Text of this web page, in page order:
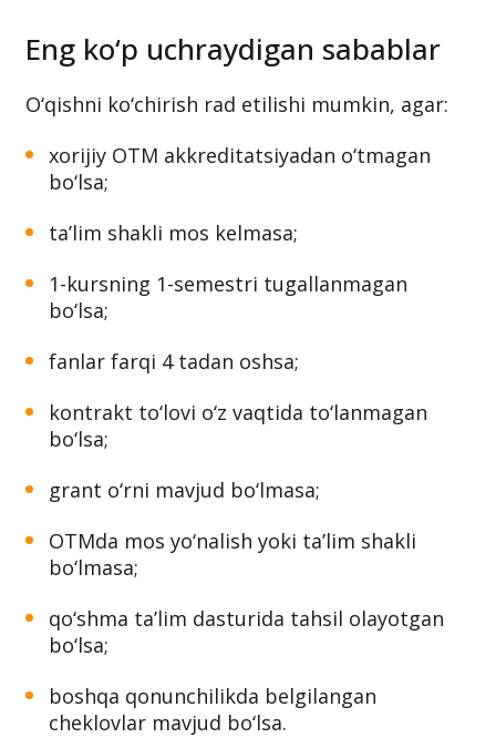
Eng ko‘p uchraydigan sabablar
O‘qishni ko‘chirish rad etilishi mumkin, agar:
xorijiy OTM akkreditatsiyadan o‘tmagan
bo‘lsa;
ta’lim shakli mos kelmasa;
1-kursning 1-semestri tugallanmagan
bo‘lsa;
fanlar farqi 4 tadan oshsa;
kontrakt to‘lovi o‘z vaqtida to‘lanmagan
bo‘lsa;
grant o‘rni mavjud bo‘lmasa;
OTMda mos yo‘nalish yoki ta’lim shakli
bo‘lmasa;
qo‘shma ta’lim dasturida tahsil olayotgan
bo‘lsa;
boshqa qonunchilikda belgilangan
cheklovlar mavjud bo‘lsa.